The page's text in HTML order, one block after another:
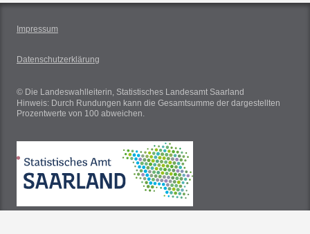
Impressum
Datenschutzerklärung
© Die Landeswahlleiterin, Statistisches Landesamt Saarland
Hinweis: Durch Rundungen kann die Gesamtsumme der dargestellten
Prozentwerte von 100 abweichen.